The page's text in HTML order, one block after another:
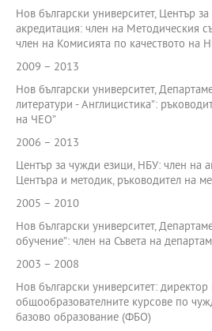
Нов български университет, Център
акредитация: член на Методическия
член на Комисията по качеството на
2009 – 2013
Нов български университет,
литератури - Англицистика”:
на ЧЕО”
2006 – 2013
Център за чужди езици, НБУ: член на
Центъра и методик, ръководител на
2005 – 2010
Нов български университет,
обучение”: член на Съвета на
2003 – 2008
Нов български университет: директор
общообразователните курсове по
базово образование (ФБО)